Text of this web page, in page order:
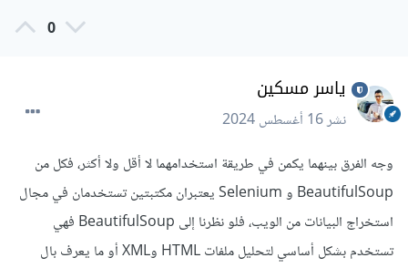
0
ياسر مسكين
نشر16 أغسطس 2024
وجه الفرق بينهما يكمن في طريقة استخدامهما لا أقل ولا أكثر، فكل من
BeautifulSoup و Selenium يعتبران مكتبتين تستخدمان في مجال
استخراج البيانات من الويب، فلو نظرنا إلى BeautifulSoup فهي
تستخدم بشكل أساسي لتحليل ملفات HTML وXML أو ما يعرف بال